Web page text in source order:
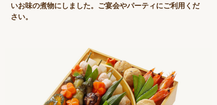
いお味の煮物にしました。ご宴会やパーティにご利用くだ
さい。